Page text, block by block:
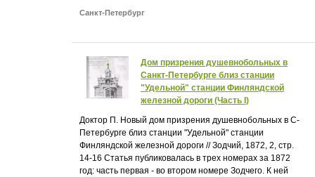
Санкт-Петербург
Дом призрения душевнобольных в
Санкт-Петербурге близ станции
"Удельной" станции Финляндской
железной дороги (Часть I)
Доктор П. Новый дом призрения душевнобольных в С-
Петербурге близ станции "Удельной" станции
Финляндской железной дороги // Зодчий, 1872, 2, стр.
14-16 Статья публиковалась в трех номерах за 1872
год: часть первая - во втором номере Зодчего. К ней